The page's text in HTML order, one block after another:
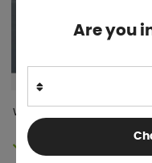
Westfield Sopkorg
Are you